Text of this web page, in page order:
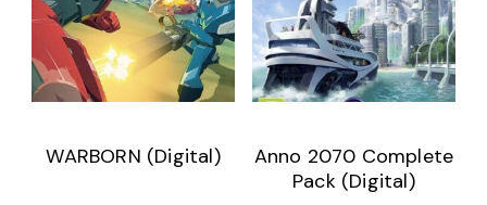
WARBORN (Digital)
Anno 2070 Complete
Pack (Digital)